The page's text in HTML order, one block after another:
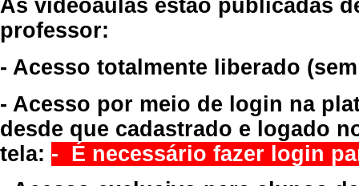
As videoaulas estão publicadas
professor:
- Acesso totalmente liberado
- Acesso por meio de login na
desde que cadastrado e logado
tela: - É necessário fazer login